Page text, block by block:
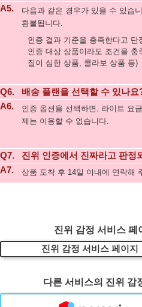
A5.
다음과 같은 경우가 있을 수 있습
환불됩니다.
인증 결과 기준을 충족한다고 단
인증 대상 상품이라도 조건을 충
질이 심한 상품, 콜라보 상품 등)
Q6.
배송 플랜을 선택할 수 있나요
A6.
인증 옵션을 선택하면, 라이트 요
제는 이용할 수 없습니다.
Q7.
진위 인증에서 진짜라고 판정
A7.
상품 도착 후 14일 이내에 연락해
진위 감정 서비스 페
진위 감정 서비스 페이지
다른 서비스의 진위 감